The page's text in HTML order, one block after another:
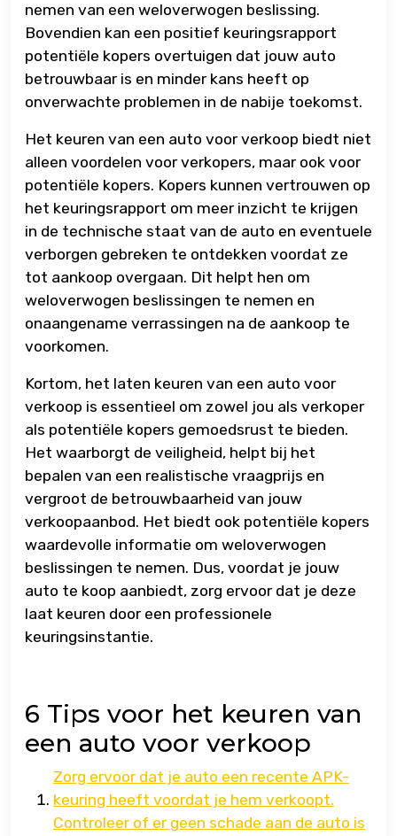
nemen van een weloverwogen beslissing.
Bovendien kan een positief keuringsrapport
potentiële kopers overtuigen dat jouw auto
betrouwbaar is en minder kans heeft op
onverwachte problemen in de nabije toekomst.
Het keuren van een auto voor verkoop biedt niet
alleen voordelen voor verkopers, maar ook voor
potentiële kopers. Kopers kunnen vertrouwen op
het keuringsrapport om meer inzicht te krijgen
in de technische staat van de auto en eventuele
verborgen gebreken te ontdekken voordat ze
tot aankoop overgaan. Dit helpt hen om
weloverwogen beslissingen te nemen en
onaangename verrassingen na de aankoop te
voorkomen.
Kortom, het laten keuren van een auto voor
verkoop is essentieel om zowel jou als verkoper
als potentiële kopers gemoedsrust te bieden.
Het waarborgt de veiligheid, helpt bij het
bepalen van een realistische vraagprijs en
vergroot de betrouwbaarheid van jouw
verkoopaanbod. Het biedt ook potentiële kopers
waardevolle informatie om weloverwogen
beslissingen te nemen. Dus, voordat je jouw
auto te koop aanbiedt, zorg ervoor dat je deze
laat keuren door een professionele
keuringsinstantie.
6 Tips voor het keuren van
een auto voor verkoop
Zorg ervoor dat je auto een recente APK-
keuring heeft voordat je hem verkoopt.
Controleer of er geen schade aan de auto is